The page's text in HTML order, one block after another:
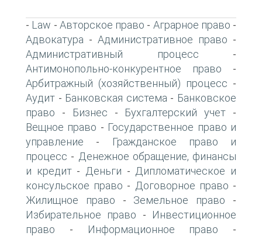
- Law - Авторское право - Аграрное право -
Адвокатура - Административное право -
Административный процесс -
Антимонопольно-конкурентное право -
Арбитражный (хозяйственный) процесс -
Аудит - Банковская система - Банковское
право - Бизнес - Бухгалтерский учет -
Вещное право - Государственное право и
управление -
Гражданское право и
процесс - Денежное обращение, финансы
и кредит- Деньги - Дипломатическое и
консульское право - Договорное право -
Жилищное право - Земельное право -
Избирательное право -
Инвестиционное
право - Информационное право -